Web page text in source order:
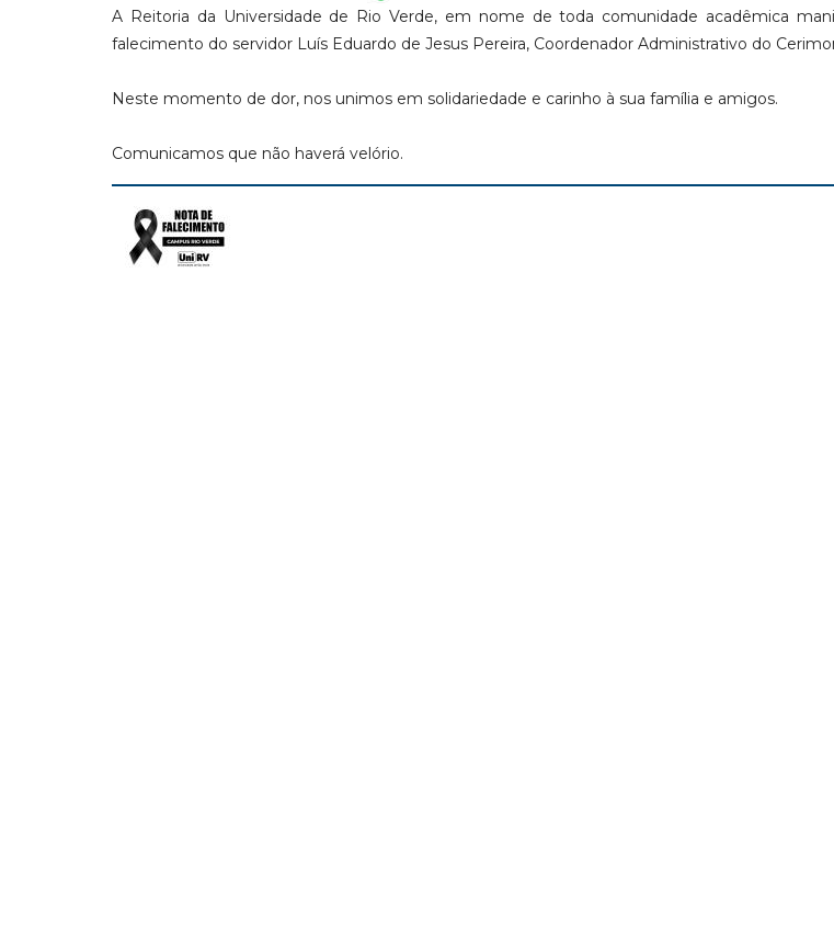
A Reitoria da Universidade de Rio Verde, em nome de toda comunidade acadêmica
falecimento do servidor Luís Eduardo de Jesus Pereira, Coordenador Administrativo do
Neste momento de dor, nos unimos em solidariedade e carinho à sua família e amigos.
Comunicamos que não haverá velório.